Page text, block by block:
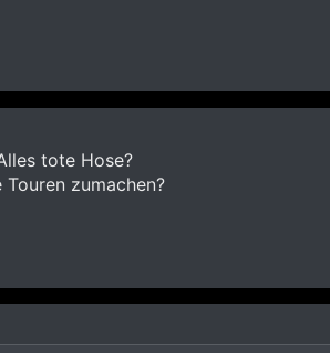
tote Hose?
zumachen?